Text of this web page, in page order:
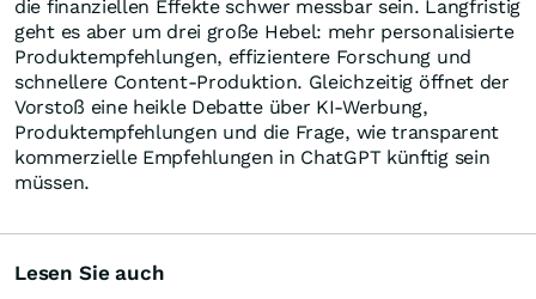
die finanziellen Effekte schwer messbar sein. Langfristig
geht es aber um drei große Hebel: mehr personalisierte
Produktempfehlungen, effizientere Forschung und
schnellere Content-Produktion. Gleichzeitig öffnet der
Vorstoß eine heikle Debatte über KI-Werbung,
Produktempfehlungen und die Frage, wie transparent
kommerzielle Empfehlungen in ChatGPT künftig sein
müssen.
Lesen Sie auch